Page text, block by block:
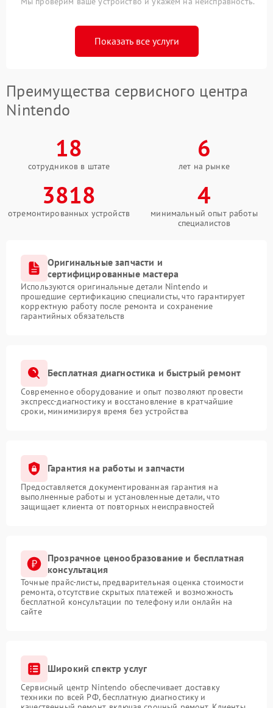
Показать все услуги
Преимущества сервисного центра
Nintendo
18
сотрудников в штате
6
лет на рынке
3818
отремонтированных устройств
4
минимальный опыт работы
специалистов
Оригинальные запчасти и
сертифицированные мастера
Используются оригинальные детали Nintendo и
прошедшие сертификацию специалисты, что гарантирует
корректную работу после ремонта и сохранение
гарантийных обязательств
Бесплатная диагностика и быстрый ремонт
Современное оборудование и опыт позволяют провести
экспресс-диагностику и восстановление в кратчайшие
сроки, минимизируя время без устройства
Гарантия на работы и запчасти
Предоставляется документированная гарантия на
выполненные работы и установленные детали, что
защищает клиента от повторных неисправностей
Прозрачное ценообразование и бесплатная
консультация
Точные прайс-листы, предварительная оценка стоимости
ремонта, отсутствие скрытых платежей и возможность
бесплатной консультации по телефону или онлайн на
сайте
Широкий спектр услуг
Сервисный центр Nintendo обеспечивает доставку
техники по всей РФ, бесплатную диагностику и